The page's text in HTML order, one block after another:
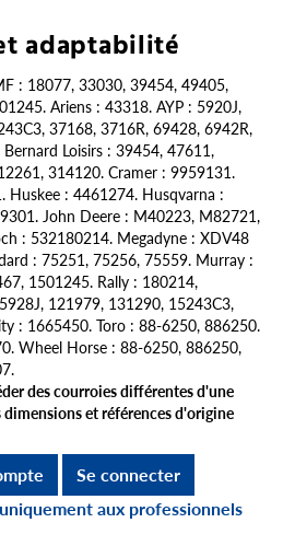
adaptabilité
: 18077, 33030, 39454, 49405,
Ariens : 43318. AYP : 5920J,
37168, 3716R, 69428, 6942R,
Loisirs : 39454, 47611,
314120. Cramer : 9959131.
Huskee : 4461274. Husqvarna :
John Deere : M40223, M82721,
: 532180214. Megadyne : XDV48
: 75251, 75256, 75559. Murray :
1501245. Rally : 180214,
121979, 131290, 15243C3,
: 1665450. Toro : 88-6250, 886250.
Wheel Horse : 88-6250, 886250,
des courroies différentes d'une
dimensions et références d'origine
Se connecter
aux professionnels